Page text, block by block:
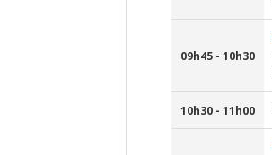
09h45- 10h30
10h30- 11h00